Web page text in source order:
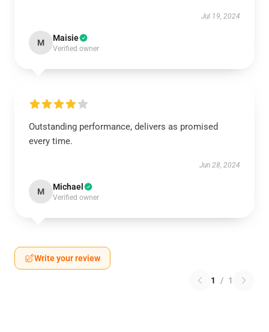
Jul 19, 2024
M Maisie
Verified owner
Outstanding performance, delivers as promised
every time.
Jun 28, 2024
M Michael
Verified owner
Write your review
1 / 1